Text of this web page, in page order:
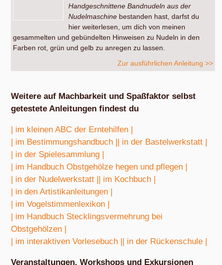
Handgeschnittene Bandnudeln aus der
Nudelmaschine bestanden hast, darfst du
hier weiterlesen, um dich von meinen
gesammelten und gebündelten Hinweisen zu Nudeln in den
Farben rot, grün und gelb zu anregen zu lassen.
Zur ausführlichen Anleitung >>
Weitere auf Machbarkeit und Spaßfaktor selbst
getestete Anleitungen findest du
| im kleinen ABC der Erntehilfen |
| im Bestimmungshandbuch || in der Bastelwerkstatt |
| in der Spielesammlung |
| im Handbuch Obstgehölze hegen und pflegen |
| in der Nudelwerkstatt || im Kochbuch |
| in den Artistikanleitungen |
| im Vogelstimmenlexikon |
| im Handbuch Stecklingsvermehrung bei
Obstgehölzen |
| im interaktiven Vorlesebuch || in der Rückenschule |
Veranstaltungen, Workshops und Exkursionen